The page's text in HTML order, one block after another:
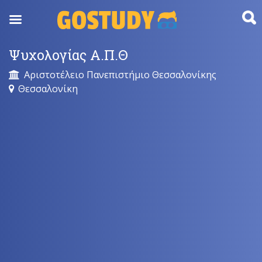
content
Ψυχολογίας Α.Π.Θ
Αριστοτέλειο Πανεπιστήμιο Θεσσαλονίκης
Θεσσαλονίκη